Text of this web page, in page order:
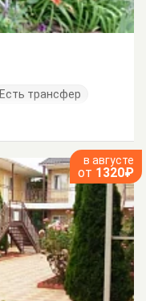
Есть трансфер
в августе
от 1320₽